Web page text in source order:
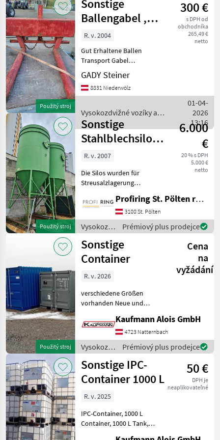
skladová
technika /
Sonstige
Použitý stroj
Sonstige
Ballengabel ,
Ballentransport
300 €
s DPH od
obchodníka
265,49 €
netto
R. v. 2004
Gut Erhaltene Ballen
Transport Gabel
Vysokozdvižné vozíky a
skladová technika
Skladovacie/ukladacie
GADY Steiner
8831 Niederwölz
Vysokozdvižné vozíky a
skladová technika /
Sonstige
01-04-
2026
13:16
Použitý stroj
Sonstige
Stahlblechsilos
Typ S 18
6.000
€
20 % s DPH
5.000 €
netto
R. v. 2007
Die Silos wurden für
Streusalzlagerung
6.000€ Verfügbar nach
Absprache! Vysokozdvižné
vozíky a skladová technika
Skladovacie/ukladacie z
Profiring St. Pölten reg. Gen. m. b. H
3100 St. Pölten
Vysokozdvižné
vozíky a
skladová
technika /
Sonstige
Prémiový plus prodejce
Použitý stroj
Sonstige
Container
Cena
na
vyžádání
R. v. 2026
verschiedene Größen
vorhanden Neue und
10", 20", 40" Zoll Container
6x2, 5m, 12x2, 5m, Seeco
Kaufmann Alois GmbH
4723 Natternbach
Vysokozdvižné
vozíky a
skladová
technika /
Sonstige
Prémiový plus prodejce
Sonstige IPC-
Container 1000 L
50 €
DPH je
neaplikovateľné
R. v. 2025
IPC-Container, 1000 L
Container, 1000 L Tank,